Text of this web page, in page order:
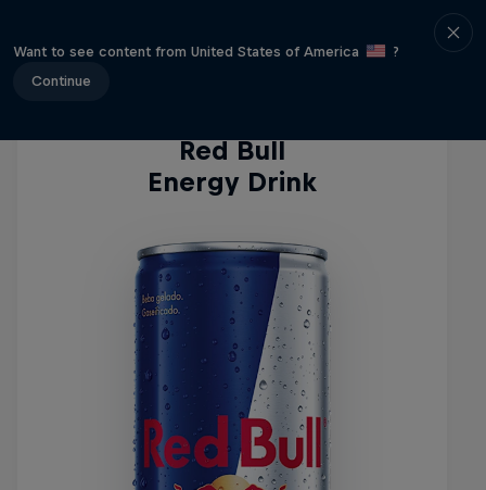
Want to see content from United States of America
?
Continue
Energy Drinks
Red Bull
Energy Drink